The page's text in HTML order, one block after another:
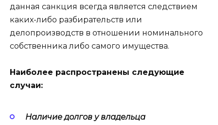
данная санкция всегда является следствием
каких-либо разбирательств или
делопроизводств в отношении номинального
собственника либо самого имущества.
Наиболее распространены следующие
случаи:
Наличие долгов у владельца